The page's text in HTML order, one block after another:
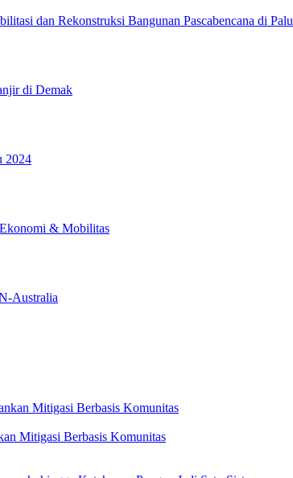
dan Rekonstruksi Bangunan Pascabencana di Palu
di Demak
2024
& Mobilitas
Australia
Mitigasi Berbasis Komunitas